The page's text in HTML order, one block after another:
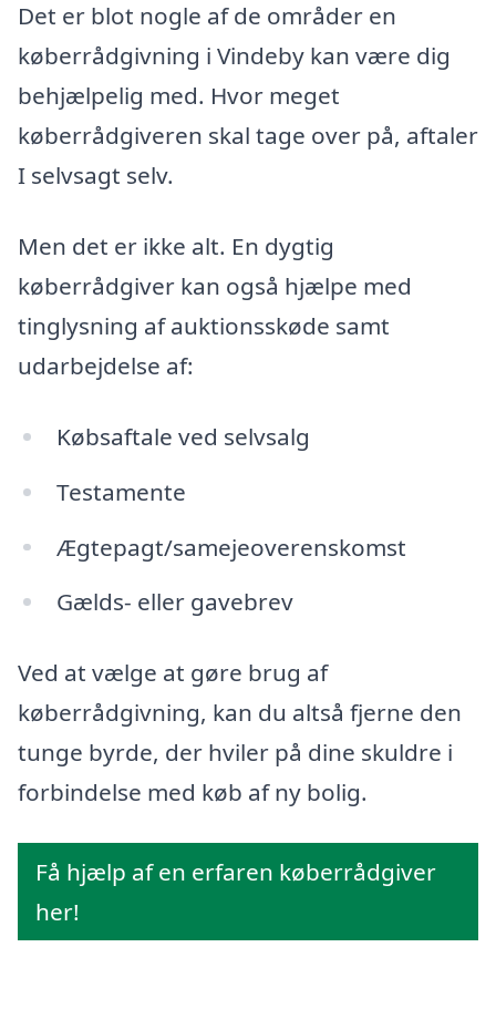
Det er blot nogle af de områder en
køberrådgivning i Vindeby kan være dig
behjælpelig med. Hvor meget
køberrådgiveren skal tage over på, aftaler
I selvsagt selv.
Men det er ikke alt. En dygtig
køberrådgiver kan også hjælpe med
tinglysning af auktionsskøde samt
udarbejdelse af:
Købsaftale ved selvsalg
Testamente
Ægtepagt/samejeoverenskomst
Gælds- eller gavebrev
Ved at vælge at gøre brug af
køberrådgivning, kan du altså fjerne den
tunge byrde, der hviler på dine skuldre i
forbindelse med køb af ny bolig.
Få hjælp af en erfaren køberrådgiver
her!